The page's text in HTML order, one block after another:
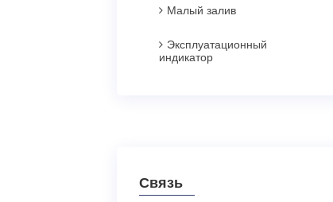
Малый залив
Эксплуатационный
индикатор
Связь